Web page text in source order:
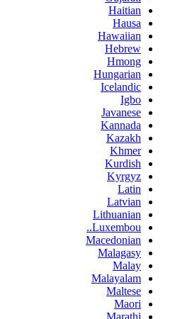
Haitian
Hausa
Hawaiian
Hebrew
Hmong
Hungarian
Icelandic
Igbo
Javanese
Kannada
Kazakh
Khmer
Kurdish
Kyrgyz
Latin
Latvian
Lithuanian
Luxembou..
Macedonian
Malagasy
Malay
Malayalam
Maltese
Maori